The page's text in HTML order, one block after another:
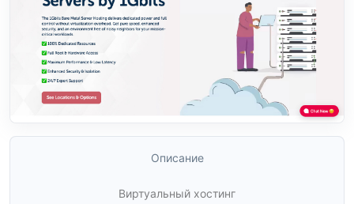
Описание
Виртуальный хостинг